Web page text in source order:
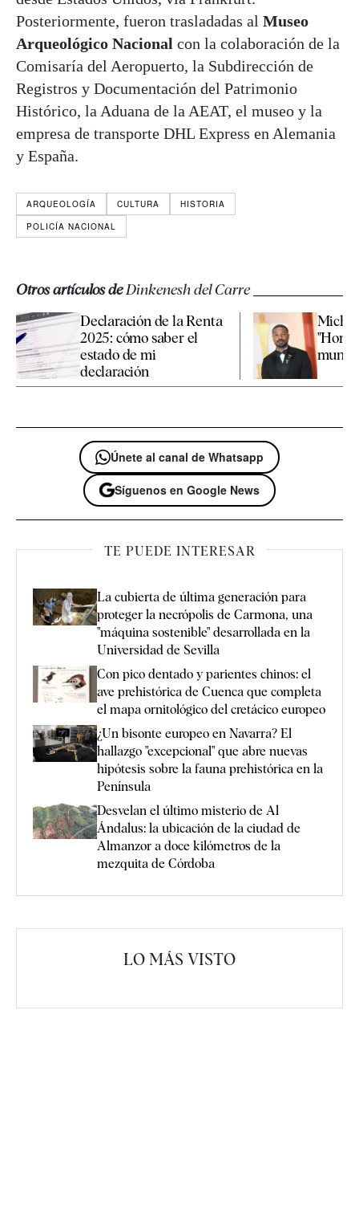
Posteriormente, fueron trasladadas al Museo
Arqueológico Nacional con la colaboración de la
Comisaría del Aeropuerto, la Subdirección de
Registros y Documentación del Patrimonio
Histórico, la Aduana de la AEAT, el museo y la
empresa de transporte DHL Express en Alemania
y España.
ARQUEOLOGÍA CULTURA
HISTORIA
POLICÍA NACIONAL
Otros artículos deDinkenesh del Carre
Declaración de la Renta
2025: cómo saber el
estado de mi
declaración
Únete al canal de Whatsapp
Síguenos en Google News
TE PUEDE INTERESAR
La cubierta de última generación para
proteger la necrópolis de Carmona, una
"máquina sostenible" desarrollada en la
Universidad de Sevilla
Con pico dentado y parientes chinos: el
ave prehistórica de Cuenca que completa
el mapa ornitológico del cretácico europeo
¿Un bisonte europeo en Navarra? El
hallazgo "excepcional" que abre nuevas
hipótesis sobre la fauna prehistórica en la
Península
Desvelan el último misterio de Al
Ándalus: la ubicación de la ciudad de
Almanzor a doce kilómetros de la
mezquita de Córdoba
LO MÁS VISTO